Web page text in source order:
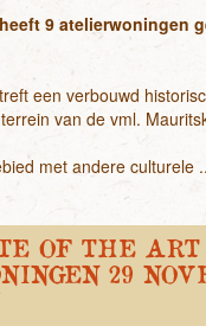
9 atelierwoningen
een verbouwd
van de vml.
met andere culturele
OF THE
29